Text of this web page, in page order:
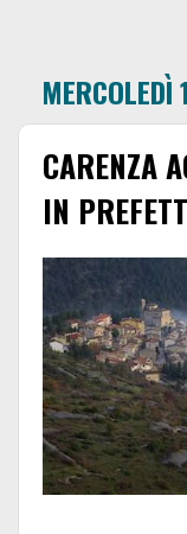
CARENZA
IN